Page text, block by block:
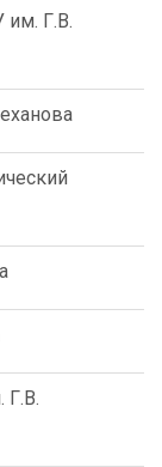
им. Г.В.
Г.В.